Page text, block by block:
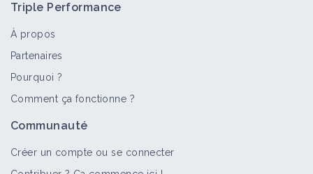
Triple Performance
À propos
Partenaires
Pourquoi ?
Comment ça fonctionne ?
Communauté
Créer un compte ou se connecter